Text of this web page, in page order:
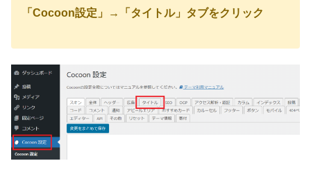
「Cocoon設定」→「タイトル」タブをクリック